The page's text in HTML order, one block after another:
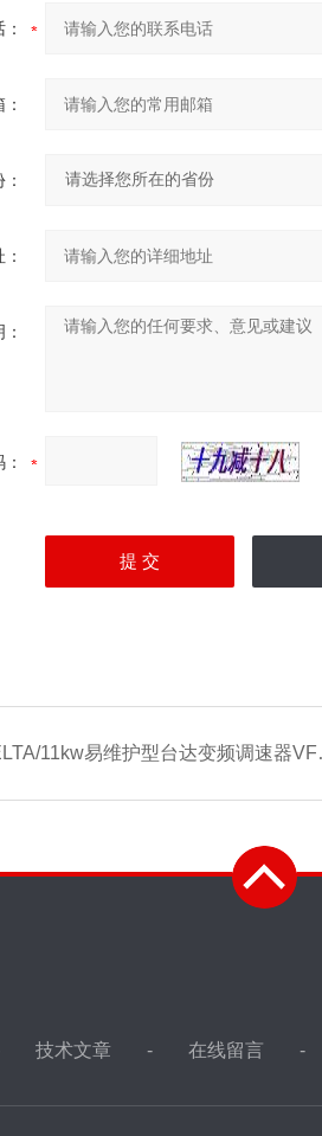
11kw易维护型台达变频调速器VFD110E43A报价
技术文章 在线留言